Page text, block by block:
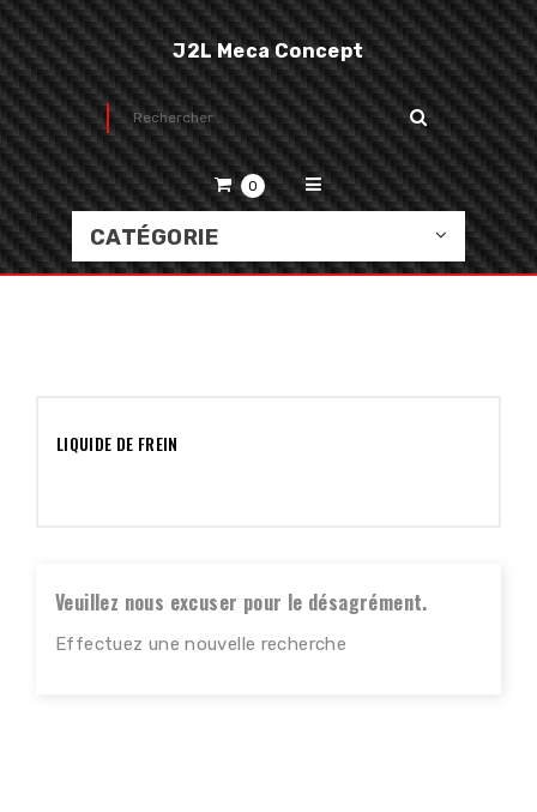
J2L Meca Concept
0
CATÉGORIE
LIQUIDE DE FREIN
Veuillez nous excuser pour le désagrément.
Effectuez une nouvelle recherche